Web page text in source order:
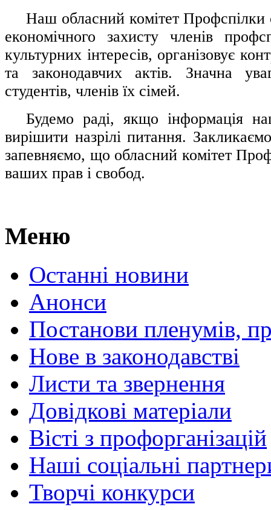
Наш обласний комітет Профспілки
економічного захисту членів
культурних інтересів, організовує
та законодавчих актів. Значна
студентів, членів їх сімей.
Будемо раді, якщо інформація
вирішити назрілі питання.
запевняємо, що обласний комітет
ваших прав і свобод.
Меню
Останні новини
Анонси
Постанови пленумів,
Нове в законодавстві
Листи та звернення
Довідкові матеріали
Вісті з профорганізацій
Наші соціальні
Творчі конкурси